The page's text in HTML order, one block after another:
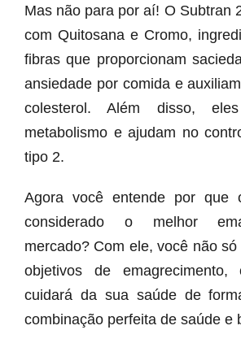
Mas não para por aí! O Subtran
com Quitosana e Cromo,
fibras que proporcionam
ansiedade por comida e
colesterol. Além disso,
metabolismo e ajudam no
tipo 2.
Agora você entende por que
considerado o melhor
mercado? Com ele, você não
objetivos de emagrecimento,
cuidará da sua saúde de
combinação perfeita de saúde e